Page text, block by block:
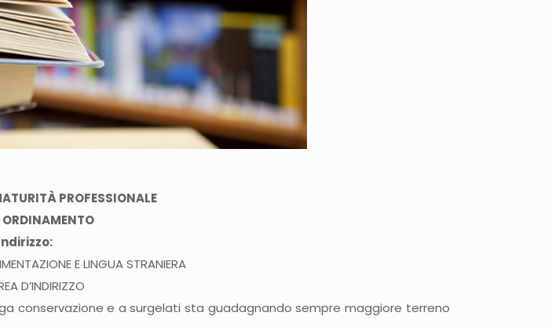
PROFESSIONALE
E LINGUA STRANIERA
D’INDIRIZZO
conservazione e a surgelati sta guadagnando sempre maggiore terreno